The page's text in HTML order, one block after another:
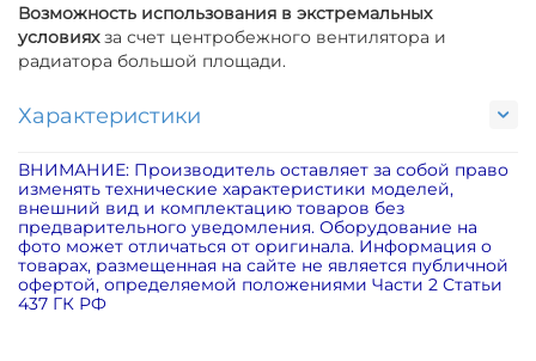
Возможность использования в экстремальных
условияхза счет центробежного вентилятора и
радиатора большой площади.
Характеристики
ВНИМАНИЕ: Производитель оставляет за собой право
изменять технические характеристики моделей,
внешний вид и комплектацию товаров без
предварительного уведомления. Оборудование на
фото может отличаться от оригинала. Информация о
товарах, размещенная на сайте не является публичной
офертой, определяемой положениями Части 2 Статьи
437 ГК РФ